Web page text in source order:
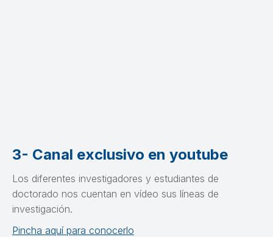
3- Canal exclusivo en youtube
Los diferentes investigadores y estudiantes de
doctorado nos cuentan en vídeo sus líneas de
investigación.
Pincha aquí para conocerlo